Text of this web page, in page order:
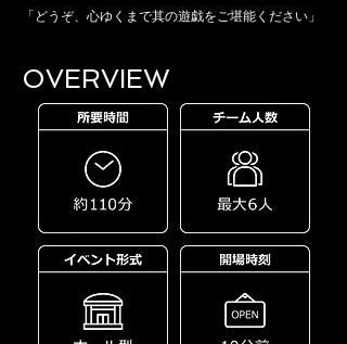
「どうぞ、心ゆくまで其の遊戯をご堪能ください」
OVERVIEW​